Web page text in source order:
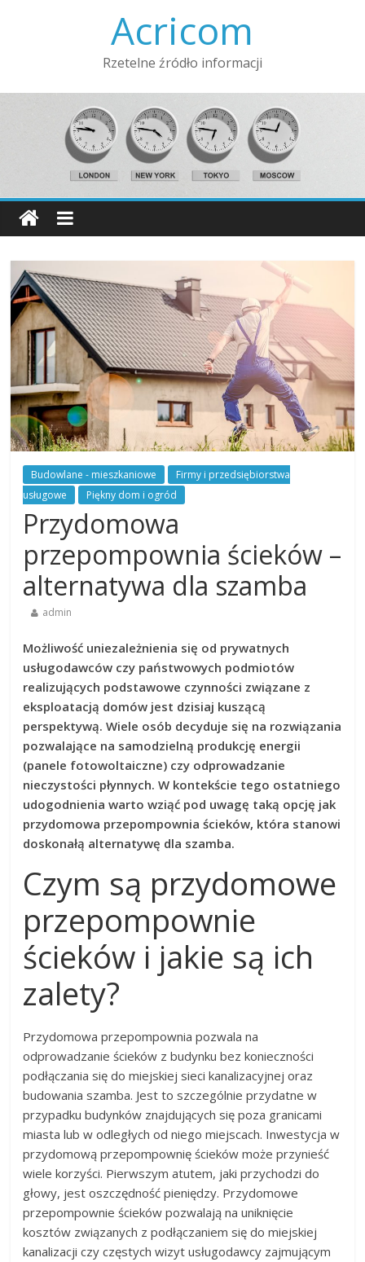
Acricom
Rzetelne źródło informacji
Budowlane - mieszkaniowe
Firmy i przedsiębiorstwa
usługowe
Piękny dom i ogród
Przydomowa
przepompownia ścieków –
alternatywa dla szamba
admin
Możliwość uniezależnienia się od prywatnych
usługodawców czy państwowych podmiotów
realizujących podstawowe czynności związane z
eksploatacją domów jest dzisiaj kuszącą
perspektywą. Wiele osób decyduje się na rozwiązania
pozwalające na samodzielną produkcję energii
(panele fotowoltaiczne) czy odprowadzanie
nieczystości płynnych. W kontekście tego ostatniego
udogodnienia warto wziąć pod uwagę taką opcję jak
przydomowa przepompownia ścieków, która stanowi
doskonałą alternatywę dla szamba.
Czym są przydomowe
przepompownie
ścieków i jakie są ich
zalety?
Przydomowa przepompownia pozwala na
odprowadzanie ścieków z budynku bez konieczności
podłączania się do miejskiej sieci kanalizacyjnej oraz
budowania szamba. Jest to szczególnie przydatne w
przypadku budynków znajdujących się poza granicami
miasta lub w odległych od niego miejscach. Inwestycja w
przydomową przepompownię ścieków może przynieść
wiele korzyści. Pierwszym atutem, jaki przychodzi do
głowy, jest oszczędność pieniędzy. Przydomowe
przepompownie ścieków pozwalają na uniknięcie
kosztów związanych z podłączaniem się do miejskiej
kanalizacji czy częstych wizyt usługodawcy zajmującym